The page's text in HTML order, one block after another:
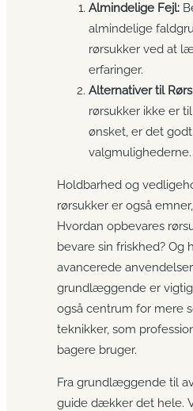
Almindelige Fejl:
almindelige
rørsukker ved at
erfaringer.
Alternativer til
rørsukker ikke er
ønsket, er det
valgmulighederne.
Holdbarhed og
rørsukker er også
Hvordan opbevares
bevare sin friskhed? Og
avancerede
grundlæggende er
også centrum for mere
teknikker, som
bagere bruger.
Fra grundlæggende til
guide dækker det hele.